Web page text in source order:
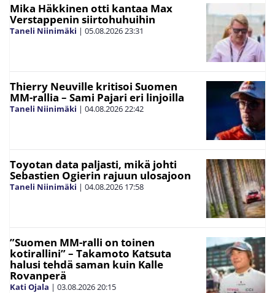
Mika Häkkinen otti kantaa Max
Verstappenin siirtohuhuihin
Taneli Niinimäki | 05.08.202623:31
Thierry Neuville kritisoi Suomen
MM-rallia – Sami Pajari eri linjoilla
Taneli Niinimäki | 04.08.202622:42
Toyotan data paljasti, mikä johti
Sebastien Ogierin rajuun ulosajoon
Taneli Niinimäki | 04.08.2026 17:58
”Suomen MM-ralli on toinen
kotirallini” – Takamoto Katsuta
halusi tehdä saman kuin Kalle
Rovanperä
Kati Ojala | 03.08.202620:15